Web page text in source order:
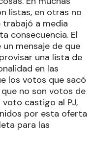
listas, en otras no
trabajó a media
consecuencia. El
mensaje de que
una lista de
en las
los votos que sacó
no son votos de
castigo al PJ,
por esta oferta
para las